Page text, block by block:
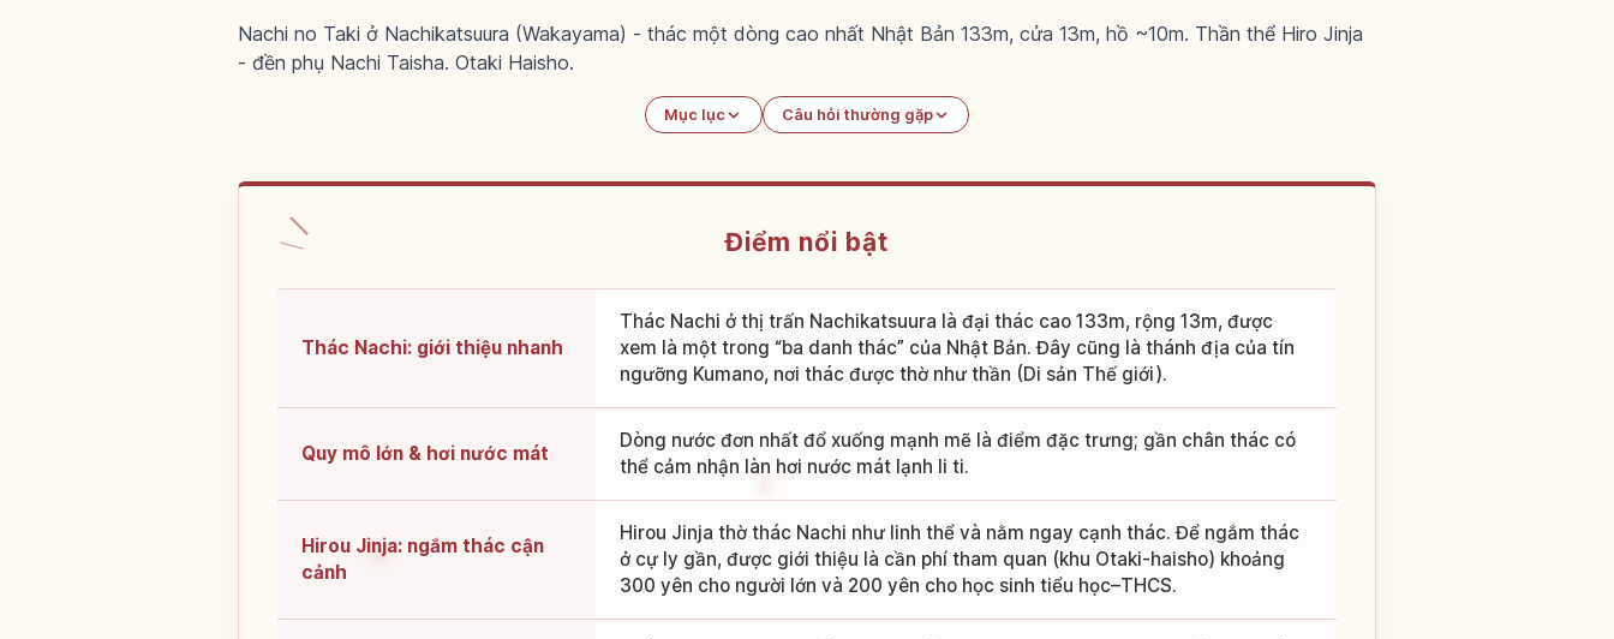
Nachi no Taki ở Nachikatsuura (Wakayama) - thác một dòng cao nhất Nhật Bản 133m, cửa 13m, hồ ~10m. Thần thể Hiro Jinja
- đền phụ Nachi Taisha. Otaki Haisho.
Mục lục Câu hỏi thường gặp
Điểm nổi bật
Thác Nachi: giới thiệu nhanh
Thác Nachi ở thị trấn Nachikatsuura là đại thác cao 133m, rộng 13m, được
xem là một trong “ba danh thác” của Nhật Bản. Đây cũng là thánh địa của tín
ngưỡng Kumano, nơi thác được thờ như thần (Di sản Thế giới).
Quy mô lớn & hơi nước mát
Dòng nước đơn nhất đổ xuống mạnh mẽ là điểm đặc trưng; gần chân thác có
thể cảm nhận làn hơi nước mát lạnh li ti.
Hirou Jinja: ngắm thác cận
cảnh
Hirou Jinja thờ thác Nachi như linh thể và nằm ngay cạnh thác. Để ngắm thác
ở cự ly gần, được giới thiệu là cần phí tham quan (khu Otaki-haisho) khoảng
300 yên cho người lớn và 200 yên cho học sinh tiểu học–THCS.